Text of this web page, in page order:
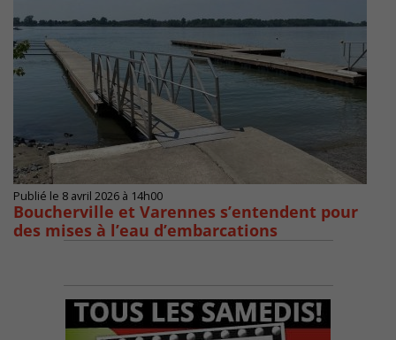
Publié le 8 avril 2026 à 14h00
Boucherville et Varennes s’entendent pour
des mises à l’eau d’embarcations